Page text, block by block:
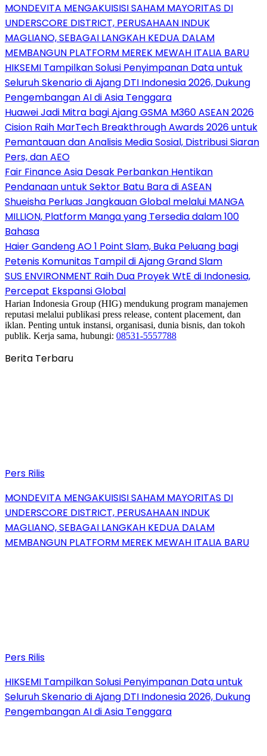
MONDEVITA MENGAKUISISI SAHAM MAYORITAS DI
UNDERSCORE DISTRICT, PERUSAHAAN INDUK
MAGLIANO, SEBAGAI LANGKAH KEDUA DALAM
MEMBANGUN PLATFORM MEREK MEWAH ITALIA BARU
HIKSEMI Tampilkan Solusi Penyimpanan Data untuk
Seluruh Skenario di Ajang DTI Indonesia 2026, Dukung
Pengembangan AI di Asia Tenggara
Huawei Jadi Mitra bagi Ajang GSMA M360 ASEAN 2026
Cision Raih MarTech Breakthrough Awards 2026 untuk
Pemantauan dan Analisis Media Sosial, Distribusi Siaran
Pers, dan AEO
Fair Finance Asia Desak Perbankan Hentikan
Pendanaan untuk Sektor Batu Bara di ASEAN
Shueisha Perluas Jangkauan Global melalui MANGA
MILLION, Platform Manga yang Tersedia dalam 100
Bahasa
Haier Gandeng AO 1 Point Slam, Buka Peluang bagi
Petenis Komunitas Tampil di Ajang Grand Slam
SUS ENVIRONMENT Raih Dua Proyek WtE di Indonesia,
Percepat Ekspansi Global
Harian Indonesia Group (HIG) mendukung program manajemen
reputasi melalui publikasi press release, content placement, dan
iklan. Penting untuk instansi, organisasi, dunia bisnis, dan tokoh
publik. Kerja sama, hubungi: 08531-5557788
Berita Terbaru
Pers Rilis
MONDEVITA MENGAKUISISI SAHAM MAYORITAS DI
UNDERSCORE DISTRICT, PERUSAHAAN INDUK
MAGLIANO, SEBAGAI LANGKAH KEDUA DALAM
MEMBANGUN PLATFORM MEREK MEWAH ITALIA BARU
Pers Rilis
HIKSEMI Tampilkan Solusi Penyimpanan Data untuk
Seluruh Skenario di Ajang DTI Indonesia 2026, Dukung
Pengembangan AI di Asia Tenggara